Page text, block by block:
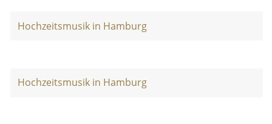
Hochzeitsmusik in Hamburg
Hochzeitsmusik in Hamburg